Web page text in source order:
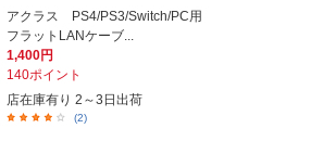
アクラス PS4/PS3/Switch/PC用
フラットLANケーブ...
1,400円
140ポイント
店在庫有り 2～3日出荷
(2)